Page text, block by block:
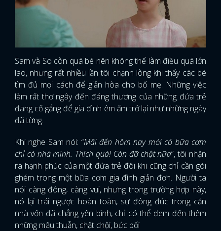
Sam và So còn quá bé nên không thể làm điều quá lớn
lao, nhưng rất nhiều lần tôi chạnh lòng khi thấy các bé
tìm đủ mọi cách để giản hòa cho bố mẹ. Những việc
làm rất thơ ngây đến đáng thương của những đứa trẻ
đang cố gắng để gia đình êm ấm trở lại như những ngày
đã từng.
Khi nghe Sam nói: “Mãi đến hôm nay mới có bữa cơm
chỉ có nhà mình. Thích quá! Còn đỡ chật nữa”, tôi nhận
ra hạnh phúc của một đứa trẻ đôi khi cũng chỉ cần gói
ghém trong một bữa cơm gia đình giản đơn. Người ta
nói càng đông, càng vui, nhưng trong trường hợp này,
nó lại trái ngược hoàn toàn, sự đông đúc trong căn
nhà vốn đã chẳng yên bình, chỉ có thể đem đến thêm
những mâu thuẫn, chật chội, bức bối